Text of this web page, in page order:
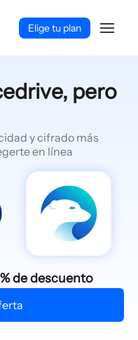
Elige tu plan
pero
y cifrado más
en línea
de descuento